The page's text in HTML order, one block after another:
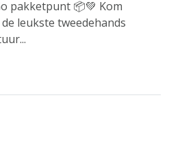
pakketpunt 📦💚 Kom
leukste tweedehands